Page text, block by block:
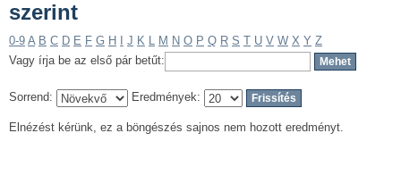
szerint
0-9 A B C D E F G H J K L M N O P Q R S T U V W X Y Z
Vagy írja be az első pár betűt:
Sorrend: Eredmények:
Elnézést kérünk, ez a böngészés sajnos nem hozott eredményt.